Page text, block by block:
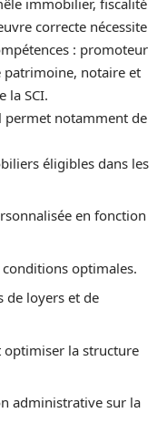
correcte nécessite
: promoteur
patrimoine, notaire et
la SCI.
permet notamment de
éligibles dans les
en fonction
conditions optimales.
de loyers et de
optimiser la structure
administrative sur la